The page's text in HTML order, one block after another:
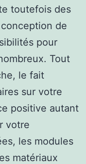
toutefois des
de
pour
Tout
le fait
sur votre
positive autant
votre
les modules
matériaux